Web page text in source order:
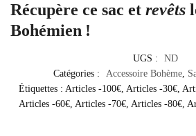
Récupère ce sac et revêts
Bohémien !
UGS :
ND
Catégories :
Accessoire Bohème,
Étiquettes : Articles -100€, Articles -30€,
Articles -60€, Articles -70€, Articles -80€,